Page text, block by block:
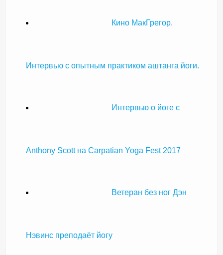
Кино МакГрегор.
Интервью с опытным практиком аштанга йоги.
Интервью о йоге с
Anthony Scott на Carpatian Yoga Fest 2017
Ветеран без ног Дэн
Нэвинс преподаёт йогу